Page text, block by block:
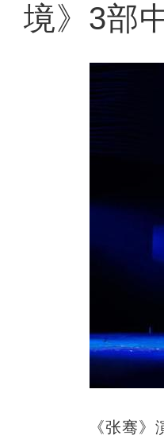
境》3部
《张骞》演